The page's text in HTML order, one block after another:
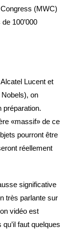
(MWC)
100’000
Lucent et
on
préparation.
«massif» de ce
pourront être
réellement
significative
très parlante sur
vidéo est
faut quelques